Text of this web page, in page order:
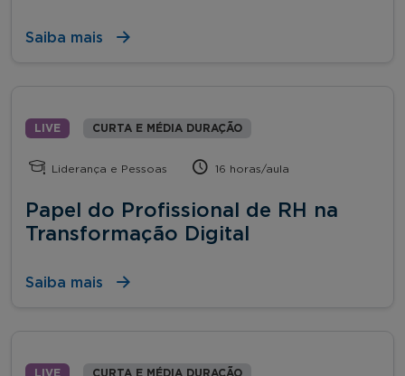
Saiba mais
LIVE CURTA E MÉDIA DURAÇÃO
Liderança e Pessoas 16 horas/aula
Papel do Profissional de RH na
Transformação Digital
Saiba mais
LIVE CURTA E MÉDIA DURAÇÃO